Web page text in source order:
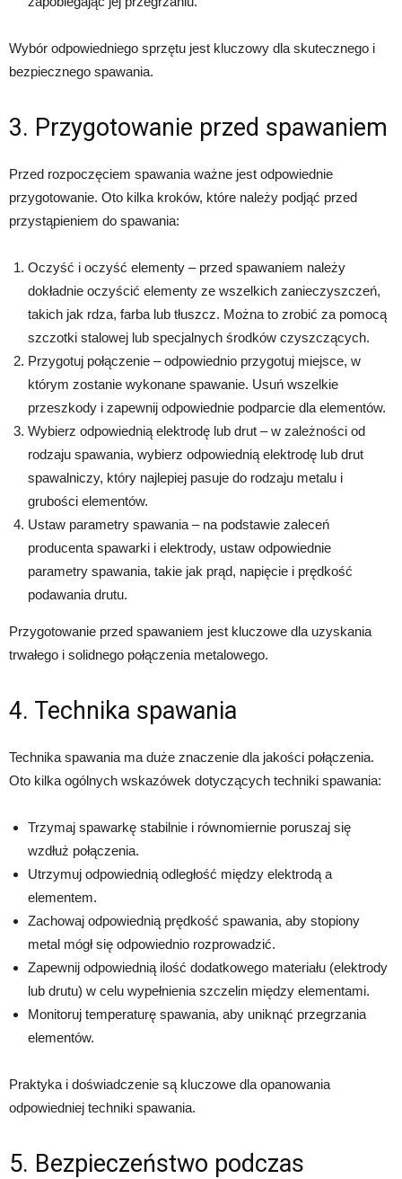
Wybór odpowiedniego sprzętu jest kluczowy dla skutecznego i
bezpiecznego spawania.
3. Przygotowanie przed spawaniem
Przed rozpoczęciem spawania ważne jest odpowiednie
przygotowanie. Oto kilka kroków, które należy podjąć przed
przystąpieniem do spawania:
Oczyść i oczyść elementy – przed spawaniem należy
dokładnie oczyścić elementy ze wszelkich zanieczyszczeń,
takich jak rdza, farba lub tłuszcz. Można to zrobić za pomocą
szczotki stalowej lub specjalnych środków czyszczących.
Przygotuj połączenie – odpowiednio przygotuj miejsce, w
którym zostanie wykonane spawanie. Usuń wszelkie
przeszkody i zapewnij odpowiednie podparcie dla elementów.
Wybierz odpowiednią elektrodę lub drut – w zależności od
rodzaju spawania, wybierz odpowiednią elektrodę lub drut
spawalniczy, który najlepiej pasuje do rodzaju metalu i
grubości elementów.
Ustaw parametry spawania – na podstawie zaleceń
producenta spawarki i elektrody, ustaw odpowiednie
parametry spawania, takie jak prąd, napięcie i prędkość
podawania drutu.
Przygotowanie przed spawaniem jest kluczowe dla uzyskania
trwałego i solidnego połączenia metalowego.
4. Technika spawania
Technika spawania ma duże znaczenie dla jakości połączenia.
Oto kilka ogólnych wskazówek dotyczących techniki spawania:
Trzymaj spawarkę stabilnie i równomiernie poruszaj się
wzdłuż połączenia.
Utrzymuj odpowiednią odległość między elektrodą a
elementem.
Zachowaj odpowiednią prędkość spawania, aby stopiony
metal mógł się odpowiednio rozprowadzić.
Zapewnij odpowiednią ilość dodatkowego materiału (elektrody
lub drutu) w celu wypełnienia szczelin między elementami.
Monitoruj temperaturę spawania, aby uniknąć przegrzania
elementów.
Praktyka i doświadczenie są kluczowe dla opanowania
odpowiedniej techniki spawania.
5. Bezpieczeństwo podczas